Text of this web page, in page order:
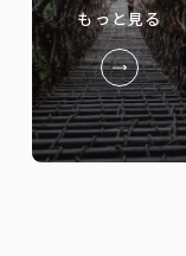
もっと見る